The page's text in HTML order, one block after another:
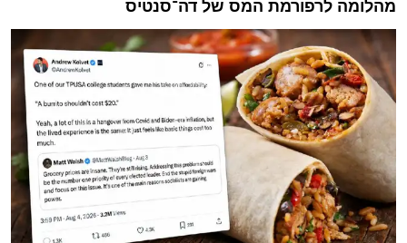
מהלומה לרפורמת המס של דה־סנטיס